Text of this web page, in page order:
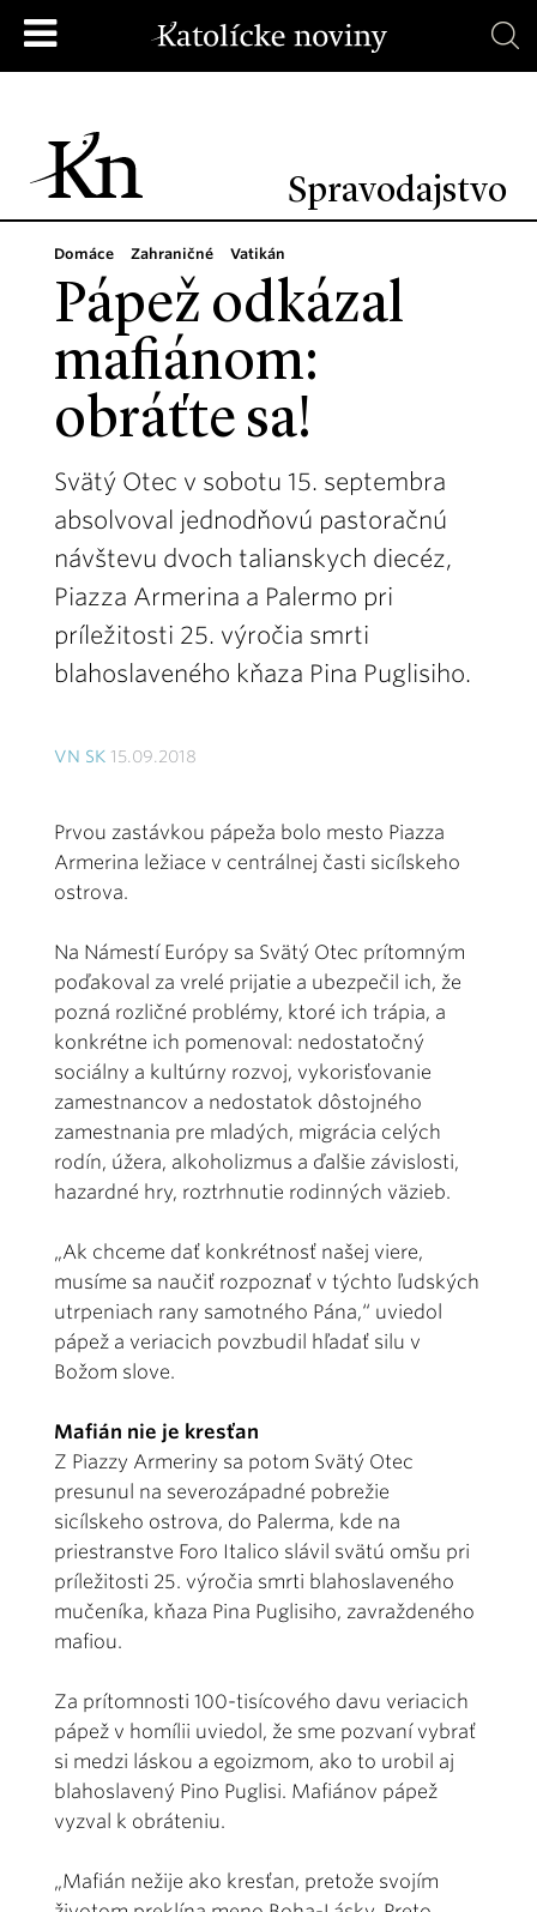
Spravodajstvo
Domáce Zahraničné Vatikán
Pápež odkázal
mafiánom:
obráťte sa!
Svätý Otec v sobotu 15. septembra
absolvoval jednodňovú pastoračnú
návštevu dvoch talianskych diecéz,
Piazza Armerina a Palermo pri
príležitosti 25. výročia smrti
blahoslaveného kňaza Pina Puglisiho.
VN SK 15.09.2018
Prvou zastávkou pápeža bolo mesto Piazza
Armerina ležiace v centrálnej časti sicílskeho
ostrova.
Na Námestí Európy sa Svätý Otec prítomným
poďakoval za vrelé prijatie a ubezpečil ich, že
pozná rozličné problémy, ktoré ich trápia, a
konkrétne ich pomenoval: nedostatočný
sociálny a kultúrny rozvoj, vykorisťovanie
zamestnancov a nedostatok dôstojného
zamestnania pre mladých, migrácia celých
rodín, úžera, alkoholizmus a ďalšie závislosti,
hazardné hry, roztrhnutie rodinných väzieb.
„Ak chceme dať konkrétnosť našej viere,
musíme sa naučiť rozpoznať v týchto ľudských
utrpeniach rany samotného Pána,“ uviedol
pápež a veriacich povzbudil hľadať silu v
Božom slove.
Mafián nie je kresťan
Z Piazzy Armeriny sa potom Svätý Otec
presunul na severozápadné pobrežie
sicílskeho ostrova, do Palerma, kde na
priestranstve Foro Italico slávil svätú omšu pri
príležitosti 25. výročia smrti blahoslaveného
mučeníka, kňaza Pina Puglisiho, zavraždeného
mafiou.
Za prítomnosti 100-tisícového davu veriacich
pápež v homílii uviedol, že sme pozvaní vybrať
si medzi láskou a egoizmom, ako to urobil aj
blahoslavený Pino Puglisi. Mafiánov pápež
vyzval k obráteniu.
„Mafián nežije ako kresťan, pretože svojím